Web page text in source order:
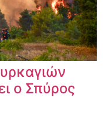
ο Σπύρος